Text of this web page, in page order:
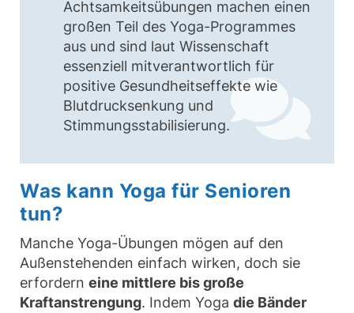
Achtsamkeitsübungen machen einen
großen Teil des Yoga-Programmes
aus und sind laut Wissenschaft
essenziell mitverantwortlich für
positive Gesundheitseffekte wie
Blutdrucksenkung und
Stimmungsstabilisierung.
Was kann Yoga für Senioren
tun?
Manche Yoga-Übungen mögen auf den
Außenstehenden einfach wirken, doch sie
erfordern eine mittlere bis große
Kraftanstrengung. Indem Yoga die Bänder